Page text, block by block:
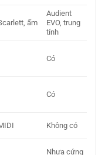
ấm
Audient
EVO, trung
tính
Có
Có
Không có
Nhựa cứng